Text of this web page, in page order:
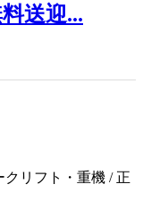
送迎...
リフト・重機 / 正